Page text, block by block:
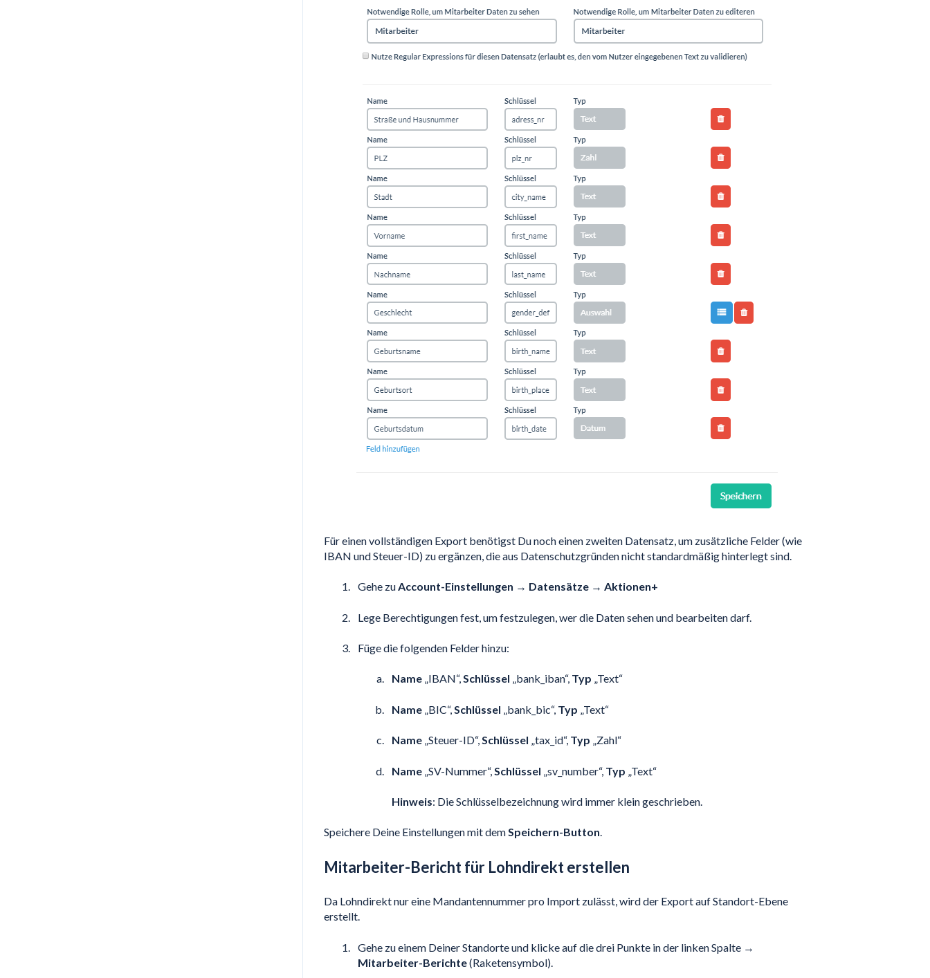
Für einen vollständigen Export benötigst Du noch einen zweiten Datensatz, um zusätzliche Felder (wie
IBAN und Steuer-ID) zu ergänzen, die aus Datenschutzgründen nicht standardmäßig hinterlegt sind.
Gehe zuAccount-Einstellungen → Datensätze→ Aktionen+
Lege Berechtigungen fest, um festzulegen, wer die Daten sehen und bearbeiten darf.
Füge die folgenden Felder hinzu:
Name„IBAN“,Schlüssel „bank_iban“, Typ „Text“
Name„BIC“, Schlüssel „bank_bic“, Typ „Text“
Name„Steuer-ID“,Schlüssel „tax_id“, Typ „Zahl“
Name„SV-Nummer“, Schlüssel „sv_number“, Typ „Text“
Hinweis: Die Schlüsselbezeichnung wird immer klein geschrieben.
Speichere Deine Einstellungen mit demSpeichern-Button.
Mitarbeiter-Bericht für Lohndirekt erstellen
Da Lohndirekt nur eine Mandantennummer pro Import zulässt, wird der Export auf Standort-Ebene
erstellt.
Gehe zu einem Deiner Standorte und klicke auf die drei Punkte in der linken Spalte →
Mitarbeiter-Berichte(Raketensymbol).